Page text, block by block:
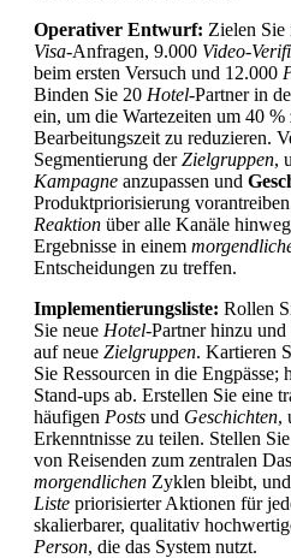
Operativer Entwurf: Zielen Sie
Visa-Anfragen, 9.000 Video-
beim ersten Versuch und 12.000
Binden Sie 20 Hotel-Partner in
ein, um die Wartezeiten um 40
Bearbeitungszeit zu reduzieren.
Segmentierung derZielgruppen,
Kampagne anzupassen und
Produktpriorisierung
Reaktion über alle Kanäle
Ergebnisse in einem
Entscheidungen zu treffen.
Implementierungsliste: Rollen
Sie neue Hotel-Partner hinzu
auf neue Zielgruppen. Kartieren
Sie Ressourcen in die Engpässe;
Stand-ups ab. Erstellen Sie eine
häufigen Posts und Geschichten,
Erkenntnisse zu teilen. Stellen
von Reisenden zum zentralen
morgendlichen Zyklen bleibt,
Liste priorisierter Aktionen für
skalierbarer, qualitativ
Person, die das System nutzt.